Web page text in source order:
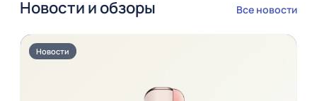
Новости и обзоры Все новости
Новости